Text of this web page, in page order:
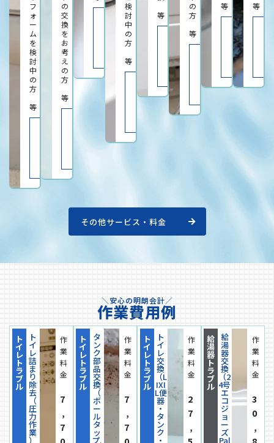
フ
ォ
ー
ム
を
検
討
中
の
方
等
の
交
換
を
お
考
え
の
方
等
検
討
中
の
方
等
は
等
こ
ち
ら
の
方
等
ち
等
料
金
は
こ
ち
ら
等
その他サービス・料金
＼安心の明朗会計／
作業費用例
ト
イ
レ
ト
ラ
ブ
ル
ト
イ
レ
詰
ま
り
除
去
（
圧
力
作
業
）
作
業
料
金
7
,
7
ト
イ
レ
ト
ラ
ブ
ル
タ
ン
ク
部
品
交
換
（
ボ
ー
ル
タ
ッ
プ.
作
業
料
金
7
,
7
ト
イ
レ
ト
ラ
ブ
ル
ト
イ
レ
交
換
（L
IXI
L便
器
・
タ
ン
ク
・
作
業
料
金
2
7
,
給
湯
器
ト
ラ
ブ
ル
給
湯
器
交
換
（2
4号
エ
コ
ジ
ョ
ー
ズ
Pal
作
業
料
金
3
0
,